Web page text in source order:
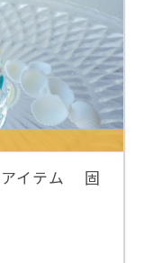
アイテム 固